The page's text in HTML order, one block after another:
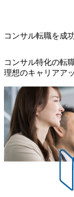
報 (https://
広いプロジェクト
トに入社し最年少
威人氏：BCG出身
案、人事組織テー
界においてはDX
する。 - 藏満 一馬
心に、DX戦略策
の幅広いプロジェ
C出身。Xspear最
ページ (https://
コンサルは終わり
から”のコンサルの
e/20250205-
アドバイザーによ
スタイム制度を実
間の範囲内で、出
ね、ワークライフ
ができる 【休日】
年間休日は125日
休暇は年間24日（
れます。 年次有給
ができます。 慶弔
りますが、3～7日
ュ休暇は、規程で
ッシュ休暇を取得
の制度】 育児休暇
の子を育てるすべ
コンサル転職を成
コンサル特化の転
理想のキャリアア